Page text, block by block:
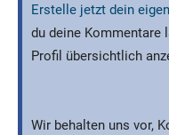
Erstelle jetzt dein
du deine Kommentare
Profil übersichtlich
Wir behalten uns vor,